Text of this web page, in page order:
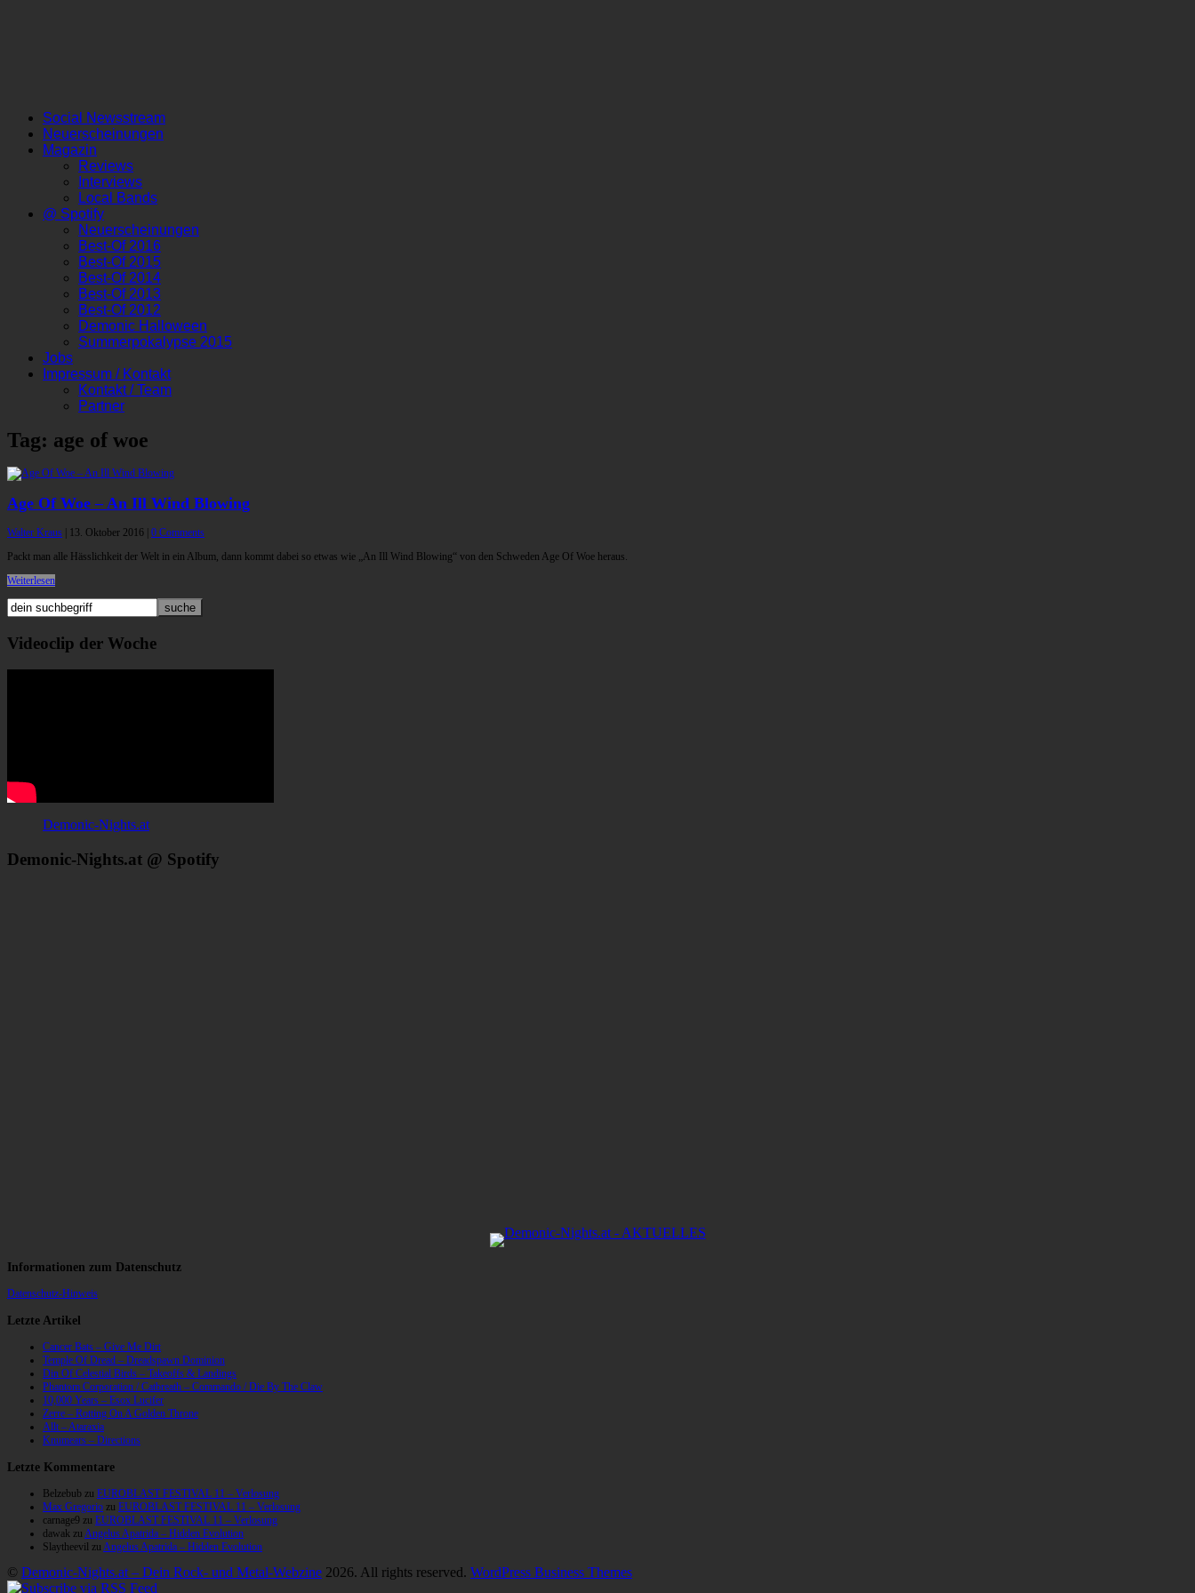
Social Newsstream
Neuerscheinungen
Magazin
Reviews
Interviews
Local Bands
@ Spotify
Neuerscheinungen
Best-Of 2016
Best-Of 2015
Best-Of 2014
Best-Of 2013
Best-Of 2012
Demonic Halloween
Summerpokalypse 2015
Jobs
Impressum / Kontakt
Kontakt / Team
Partner
Tag: age of woe
Age Of Woe – An Ill Wind Blowing
Walter Kraus 13. Oktober 2016 0 Comments
Packt man alle Hässlichkeit der Welt in ein Album, dann kommt dabei so etwas wie „An Ill Wind Blowing“ von den Schweden Age Of Woe heraus.
Weiterlesen
Videoclip der Woche
Demonic-Nights.at
Demonic-Nights.at @ Spotify
Informationen zum Datenschutz
Datenschutz-Hinweis
Letzte Artikel
Cancer Bats – Give Me Dirt
Temple Of Dread – Dreadspawn Dominion
Din Of Celestial Birds – Takeoffs & Landings
Phantom Corporation / Catbreath – Commando / Die By The Claw
10,000 Years – Esox Lucifer
Zerre – Rotting On A Golden Throne
Allt – Ataraxia
Knumears – Directions
Letzte Kommentare
Belzebub zu EUROBLAST FESTIVAL 11 – Verlosung
Max Gregorio zu EUROBLAST FESTIVAL 11 – Verlosung
carnage9 zu EUROBLAST FESTIVAL 11 – Verlosung
dawak zu Angelus Apatrida – Hidden Evolution
Slaytheevil zu Angelus Apatrida – Hidden Evolution
© Demonic-Nights.at – Dein Rock- und Metal-Webzine 2026. All rights reserved. WordPress Business Themes